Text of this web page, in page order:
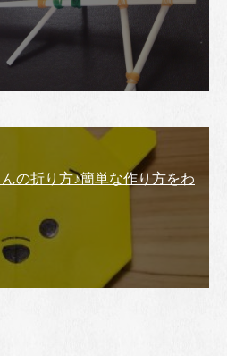
の折り方♪簡単な作り方をわ